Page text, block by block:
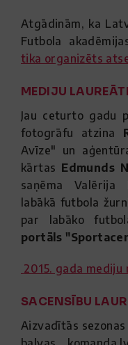
Atgādinām, ka
Futbola
tika organizēts
MEDIJU LAUREĀTI
Jau ceturto gadu
fotogrāfu atzina
Avīze" un
kārtas Edmunds
saņēma Valērija
labākā futbola
par labāko
portāls
2015. gada mediju
SACENSĪBU
Aizvadītās